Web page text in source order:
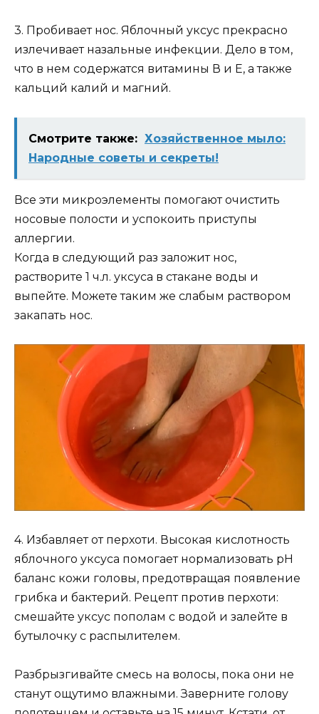
3. Пробивает нос. Яблочный уксус прекрасно
излечивает назальные инфекции. Дело в том,
что в нем содержатся витамины В и Е, а также
кальций калий и магний.
Смотрите также: Хозяйственное мыло:
Народные советы и секреты!
Все эти микроэлементы помогают очистить
носовые полости и успокоить приступы
аллергии.
Когда в следующий раз заложит нос,
растворите 1 ч.л. уксуса в стакане воды и
выпейте. Можете таким же слабым раствором
закапать нос.
4. Избавляет от перхоти. Высокая кислотность
яблочного уксуса помогает нормализовать pH
баланс кожи головы, предотвращая появление
грибка и бактерий. Рецепт против перхоти:
смешайте уксус пополам с водой и залейте в
бутылочку с распылителем.
Разбрызгивайте смесь на волосы, пока они не
станут ощутимо влажными. Заверните голову